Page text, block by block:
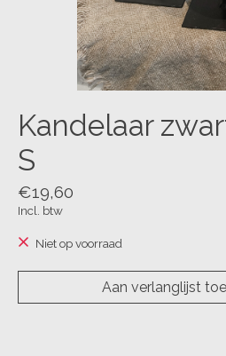
Kandelaar
S
€19,60
Incl. btw
Niet op voorraad
Aan verlanglijst